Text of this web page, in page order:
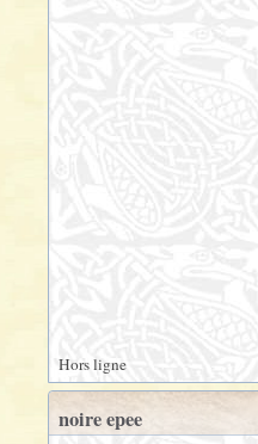
Hors ligne
noire epee